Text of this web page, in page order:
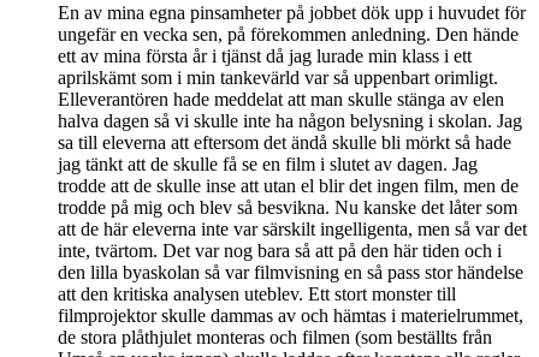
En av mina egna pinsamheter på jobbet dök upp i huvudet för
ungefär en vecka sen, på förekommen anledning. Den hände
ett av mina första år i tjänst då jag lurade min klass i ett
aprilskämt som i min tankevärld var så uppenbart orimligt.
Elleverantören hade meddelat att man skulle stänga av elen
halva dagen så vi skulle inte ha någon belysning i skolan. Jag
sa till eleverna att eftersom det ändå skulle bli mörkt så hade
jag tänkt att de skulle få se en film i slutet av dagen. Jag
trodde att de skulle inse att utan el blir det ingen film, men de
trodde på mig och blev så besvikna. Nu kanske det låter som
att de här eleverna inte var särskilt ingelligenta, men så var det
inte, tvärtom. Det var nog bara så att på den här tiden och i
den lilla byaskolan så var filmvisning en så pass stor händelse
att den kritiska analysen uteblev. Ett stort monster till
filmprojektor skulle dammas av och hämtas i materielrummet,
de stora plåthjulet monteras och filmen (som beställts från